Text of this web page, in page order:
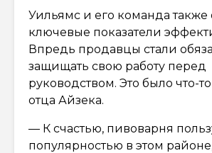
Уильямс и его команда также
ключевые показатели
Впредь продавцы стали
защищать свою работу перед
руководством. Это было что-
отца Айзека.
— К счастью, пивоварня
популярностью в этом районе,